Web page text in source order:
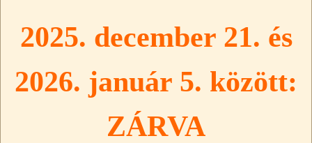
2025. december 21. és
2026. január 5. között:
ZÁRVA